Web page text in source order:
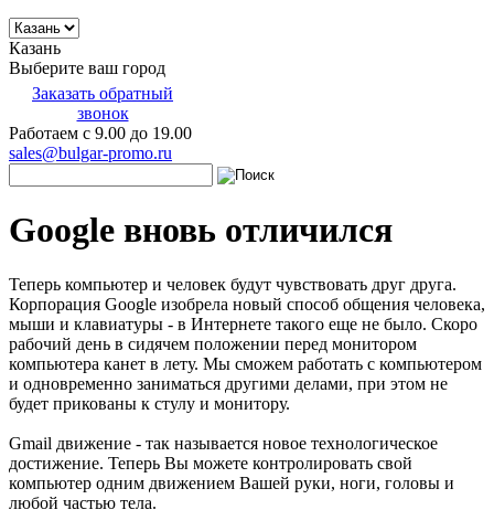
Казань
Выберите ваш город
Заказать обратный
звонок
Работаем с 9.00 до 19.00
sales@bulgar-promo.ru
Google вновь отличился
Теперь компьютер и человек будут чувствовать друг друга.
Корпорация Google изобрела новый способ общения человека,
мыши и клавиатуры - в Интернете такого еще не было. Скоро
рабочий день в сидячем положении перед монитором
компьютера канет в лету. Мы сможем работать с компьютером
и одновременно заниматься другими делами, при этом не
будет прикованы к стулу и монитору.
Gmail движение - так называется новое технологическое
достижение. Теперь Вы можете контролировать свой
компьютер одним движением Вашей руки, ноги, головы и
любой частью тела.